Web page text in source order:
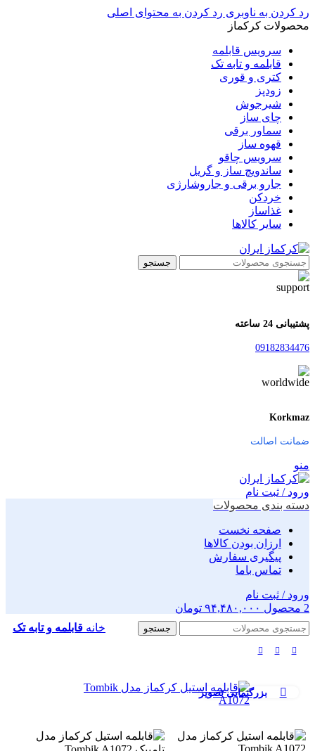
رد کردن به ناوبری رد کردن به محتوای اصلی
محصولات کرکماز
سرویس قابلمه
قابلمه و تابه تک
کتری و قوری
زودپز
شیرجوش
چای ساز
سماور برقی
قهوه ساز
سرویس چاقو
ساندویچ ساز و گریل
جارو برقی و جاروشارژی
خردکن
غذاساز
سایر کالاها
جستجو
پشتیبانی 24 ساعته
09182834476
Korkmaz
ضمانت اصالت
منو
ورود / ثبت نام
دسته بندی محصولات
صفحه نخست
ارزان بودن کالاها
پیگیری سفارش
تماس باما
ورود / ثبت نام
2 محصول ۹۴,۴۸۰,۰۰۰ تومان
جستجو خانه قابلمه و تابه تک
بزرگنمایی تصویر